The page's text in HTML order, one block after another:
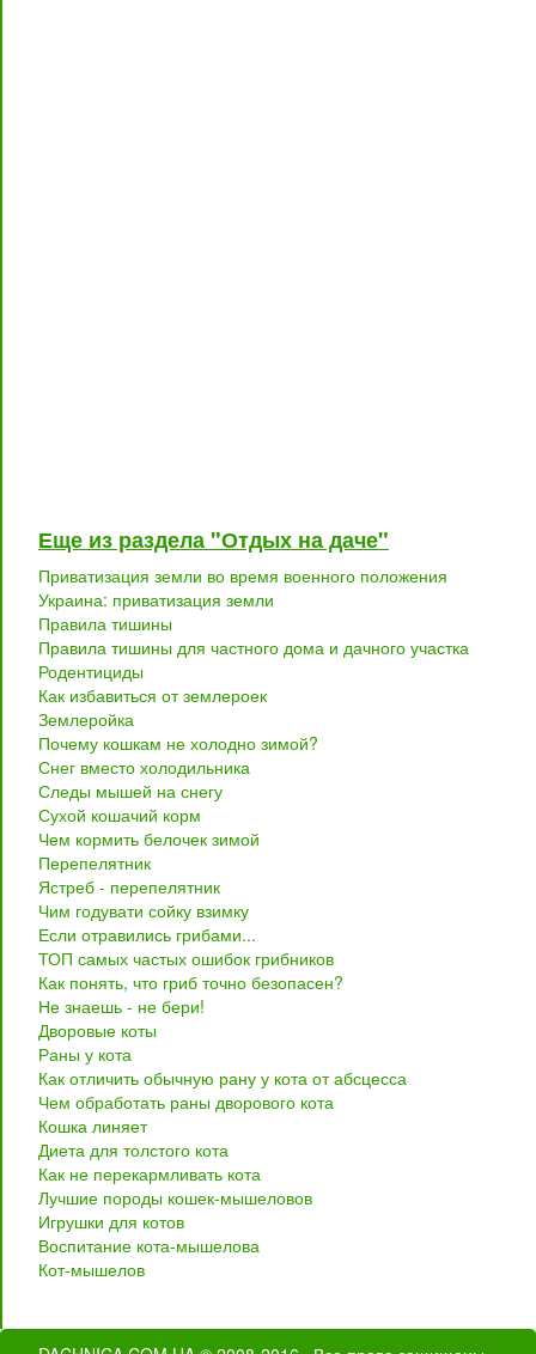
Еще из раздела "Отдых на даче"
Приватизация земли во время военного положения
Украина: приватизация земли
Правила тишины
Правила тишины для частного дома и дачного участка
Родентициды
Как избавиться от землероек
Землеройка
Почему кошкам не холодно зимой?
Снег вместо холодильника
Следы мышей на снегу
Сухой кошачий корм
Чем кормить белочек зимой
Перепелятник
Ястреб - перепелятник
Чим годувати сойку взимку
Если отравились грибами...
ТОП самых частых ошибок грибников
Как понять, что гриб точно безопасен?
Не знаешь - не бери!
Дворовые коты
Раны у кота
Как отличить обычную рану у кота от абсцесса
Чем обработать раны дворового кота
Кошка линяет
Диета для толстого кота
Как не перекармливать кота
Лучшие породы кошек-мышеловов
Игрушки для котов
Воспитание кота-мышелова
Кот-мышелов